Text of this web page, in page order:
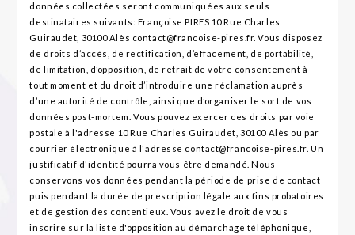
données collectées seront communiquées aux seuls
destinataires suivants: Françoise PIRES 10 Rue Charles
Guiraudet, 30100 Alès contact@francoise-pires.fr. Vous disposez
de droits d’accès, de rectification, d’effacement, de portabilité,
de limitation, d’opposition, de retrait de votre consentement à
tout moment et du droit d’introduire une réclamation auprès
d’une autorité de contrôle, ainsi que d’organiser le sort de vos
données post-mortem. Vous pouvez exercer ces droits par voie
postale à l'adresse 10 Rue Charles Guiraudet, 30100 Alès ou par
courrier électronique à l'adresse contact@francoise-pires.fr. Un
justificatif d'identité pourra vous être demandé. Nous
conservons vos données pendant la période de prise de contact
puis pendant la durée de prescription légale aux fins probatoires
et de gestion des contentieux. Vous avez le droit de vous
inscrire sur la liste d'opposition au démarchage téléphonique,